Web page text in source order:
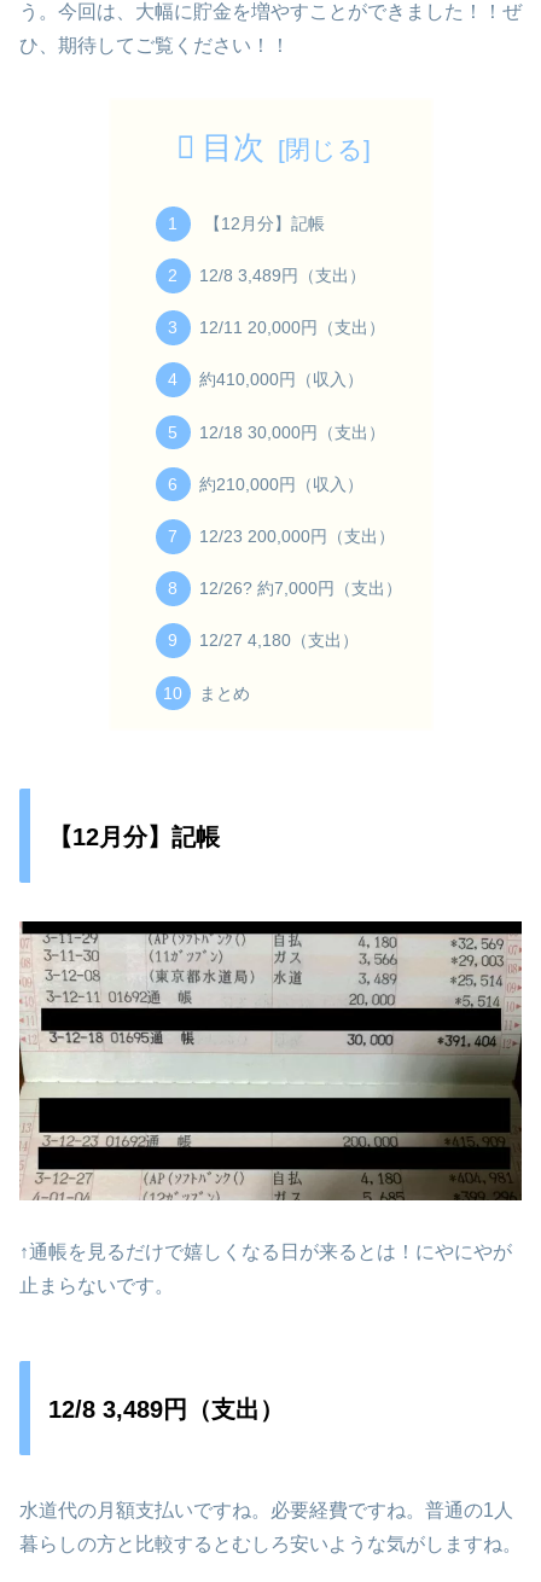
う。今回は、大幅に貯金を増やすことができました！！ぜ
ひ、期待してご覧ください！！
目次
【12月分】記帳
12/8 3,489円（支出）
12/11 20,000円（支出）
約410,000円（収入）
12/18 30,000円（支出）
約210,000円（収入）
12/23 200,000円（支出）
12/26? 約7,000円（支出）
12/27 4,180（支出）
まとめ
【12月分】記帳
↑通帳を見るだけで嬉しくなる日が来るとは！にやにやが
止まらないです。
12/8 3,489円（支出）
水道代の月額支払いですね。必要経費ですね。普通の1人
暮らしの方と比較するとむしろ安いような気がしますね。